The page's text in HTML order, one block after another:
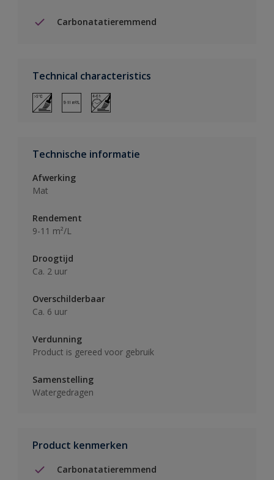
Carbonatatieremmend
Technical characteristics
Technische informatie
Afwerking
Mat
Rendement
9-11 m²/L
Droogtijd
Ca. 2 uur
Overschilderbaar
Ca. 6 uur
Verdunning
Product is gereed voor gebruik
Samenstelling
Watergedragen
Product kenmerken
Carbonatatieremmend